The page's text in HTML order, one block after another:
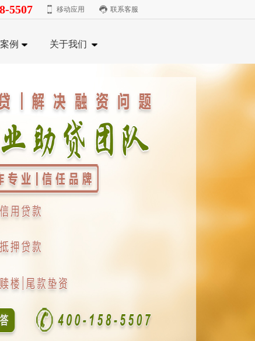
5507 移动应用 联系客服
例 关于我们